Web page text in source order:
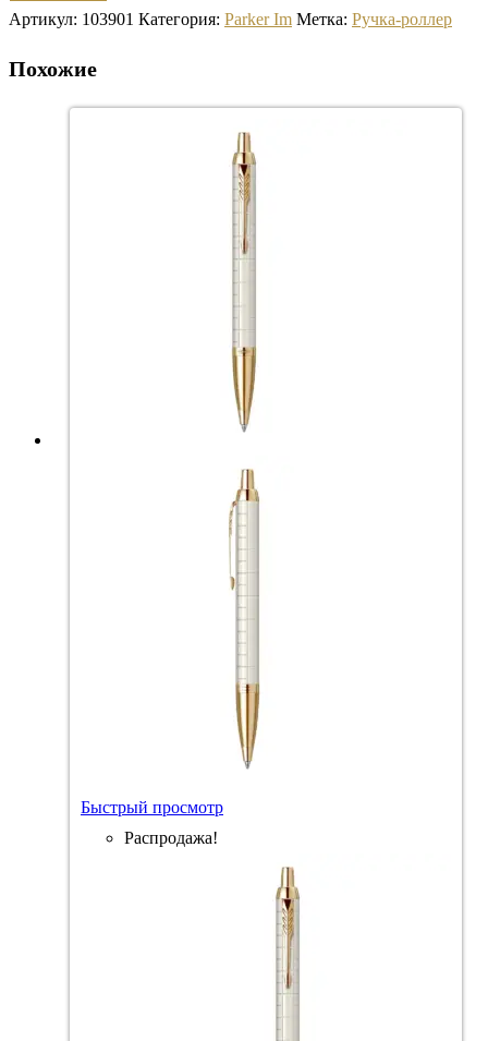
Артикул: 103901 Категория: Parker Im Метка: Ручка-роллер
Похожие
Быстрый просмотр
Распродажа!